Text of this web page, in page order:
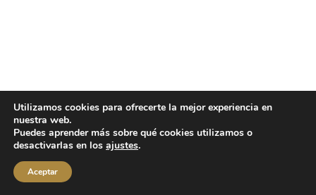
Utilizamos cookies para ofrecerte la mejor experiencia en
nuestra web.
Puedes aprender más sobre qué cookies utilizamos o
desactivarlas en los ajustes.
Aceptar